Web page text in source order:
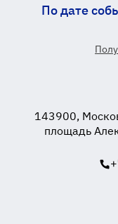
По дате
143900,
площадь